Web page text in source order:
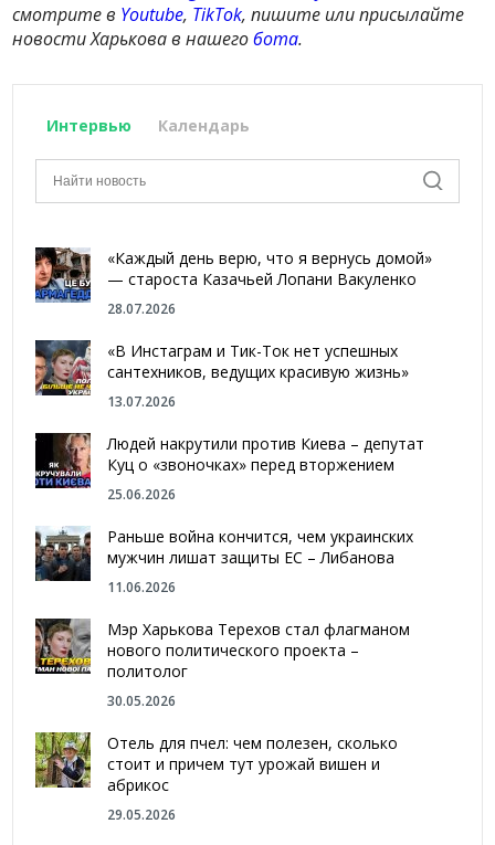
смотрите в Youtube, TikTok, пишите или присылайте
новости Харькова в нашегобота.
Интервью Календарь
«Каждый день верю, что я вернусь домой»
— староста Казачьей Лопани Вакуленко
28.07.2026
«В Инстаграм и Тик-Ток нет успешных
сантехников, ведущих красивую жизнь»
13.07.2026
Людей накрутили против Киева – депутат
Куц о «звоночках» перед вторжением
25.06.2026
Раньше война кончится, чем украинских
мужчин лишат защиты ЕС – Либанова
11.06.2026
Мэр Харькова Терехов стал флагманом
нового политического проекта –
политолог
30.05.2026
Отель для пчел: чем полезен, сколько
стоит и причем тут урожай вишен и
абрикос
29.05.2026